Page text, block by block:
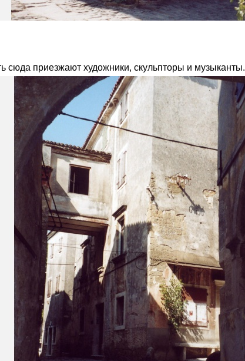
сюда приезжают художники, скульпторы и музыканты.